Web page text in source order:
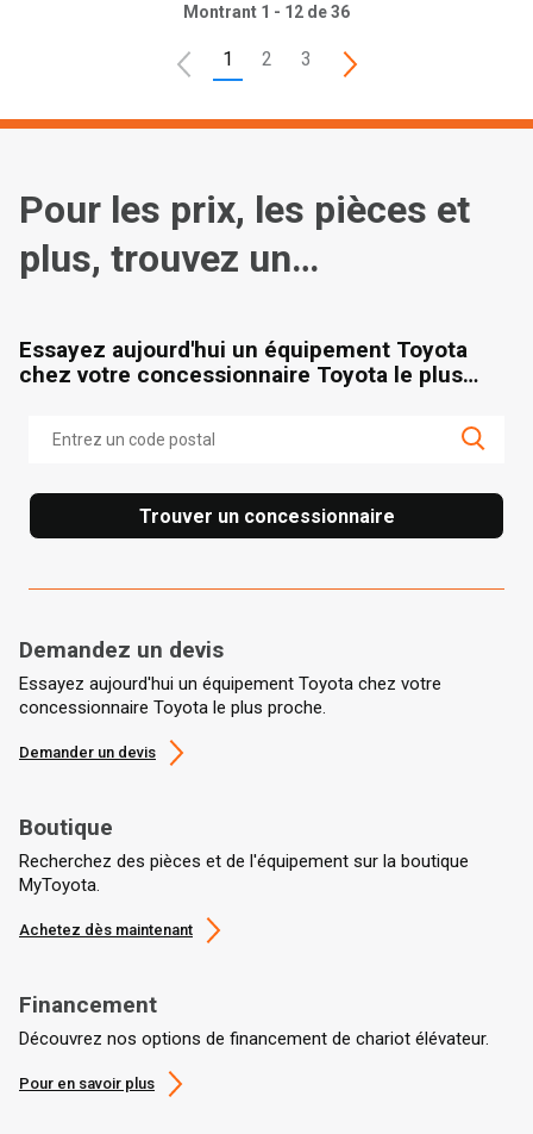
Montrant 1 - 12 de 36
1 2 3
Pour les prix, les pièces et
plus, trouvez un
Essayez aujourd'hui un équipement Toyota
chez votre concessionnaire Toyota le plus
Trouver un concessionnaire
Demandez un devis
Essayez aujourd'hui un équipement Toyota chez votre
concessionnaire Toyota le plus proche.
Demander un devis
Boutique
Recherchez des pièces et de l'équipement sur la boutique
MyToyota.
Achetez dès maintenant
Financement
Découvrez nos options de financement de chariot élévateur.
Pour en savoir plus